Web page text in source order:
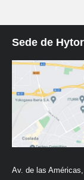
Sede de
Av. de las